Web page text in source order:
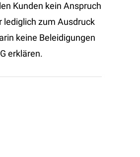
Kunden kein Anspruch
lediglich zum Ausdruck
keine Beleidigungen
erklären.